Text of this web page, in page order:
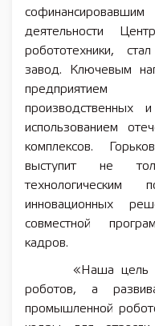
деятельности
робототехники,
завод. Ключевым
предприятием
производственных
использованием
комплексов.
выступит не
технологическим
инновационных
совместной
кадров.
«Наша цель
роботов, а
промышленной